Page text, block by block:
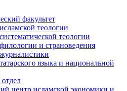
факультет
теологии
теологии
и страноведения
языка и национальной
центр исламской экономики и